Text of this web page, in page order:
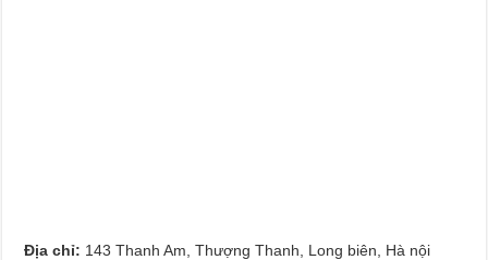
Địa chỉ: 143 Thanh Am, Thượng Thanh, Long biên, Hà nội